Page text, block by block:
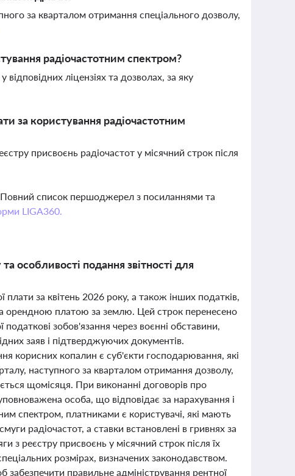
за кварталом отримання спеціального дозволу,
радіочастотним спектром?
ліцензіях та дозволах, за яку
за користування радіочастотним
присвоєнь радіочастот у місячний строк після
Повний список першоджерел з посиланнями та
LIGA360.
особливості подання звітності для
за квітень 2026 року, а також інших податків,
платою за землю. Цей строк перенесено
зобов'язання через воєнні обставини,
заяв і підтверджуючих документів.
корисних копалин є суб'єкти господарювання, які
наступного за кварталом отримання дозволу,
щомісяця. При виконанні договорів про
особа, що відповідає за нарахування і
спектром, платниками є користувачі, які мають
радіочастот, а ставки встановлені в гривнях за
з реєстру присвоєнь у місячний строк після їх
розмірах, визначених законодавством.
правильне адміністрування рентної